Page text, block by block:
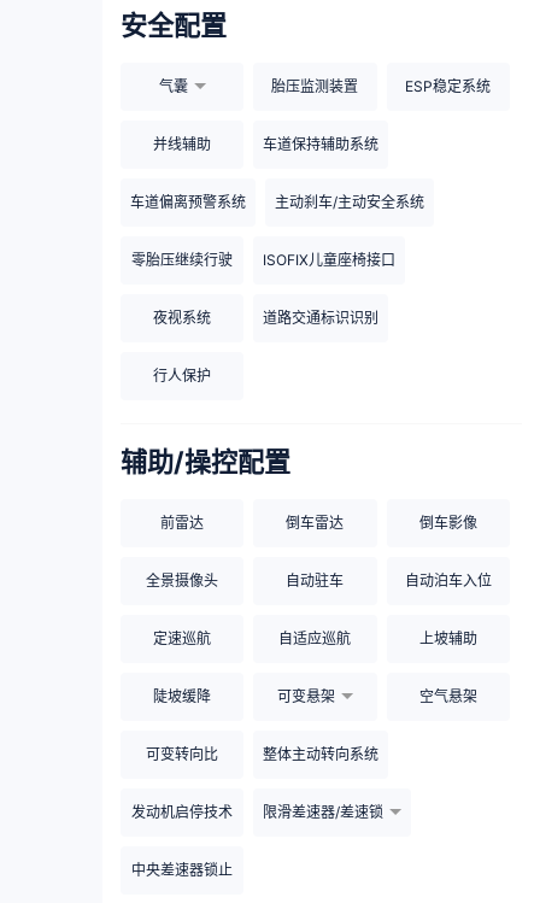
安全配置
气囊 胎压监测装置 ESP稳定系统
并线辅助 车道保持辅助系统
车道偏离预警系统 主动刹车/主动安全系统
零胎压继续行驶 ISOFIX儿童座椅接口
夜视系统 道路交通标识识别
行人保护
辅助/操控配置
前雷达 倒车雷达 倒车影像
全景摄像头 自动驻车 自动泊车入位
定速巡航 自适应巡航 上坡辅助
陡坡缓降 可变悬架 空气悬架
可变转向比 整体主动转向系统
发动机启停技术 限滑差速器/差速锁
中央差速器锁止